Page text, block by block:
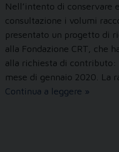
Nell’intento di conservare
consultazione i volumi
presentato un progetto di
alla Fondazione CRT, che
alla richiesta di
mese di gennaio 2020. La
Continua a leggere Lascito
»